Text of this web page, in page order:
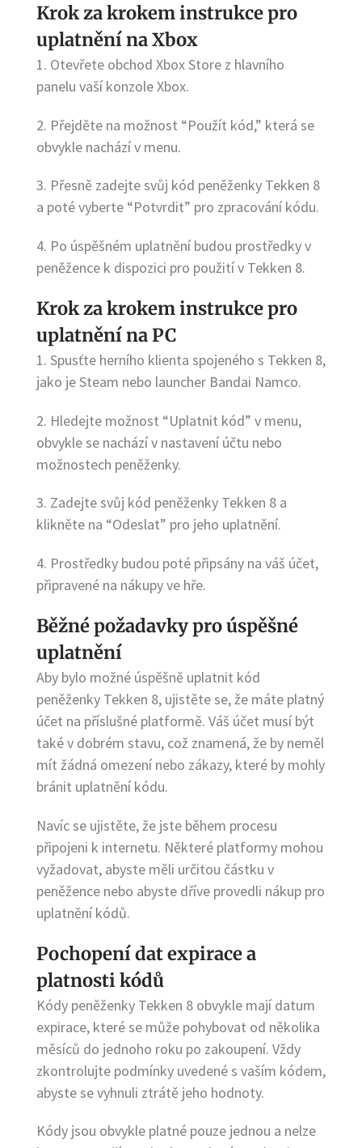
Krok za krokem instrukce pro
uplatnění na Xbox
1. Otevřete obchod Xbox Store z hlavního
panelu vaší konzole Xbox.
2. Přejděte na možnost “Použít kód,” která se
obvykle nachází v menu.
3. Přesně zadejte svůj kód peněženky Tekken 8
a poté vyberte “Potvrdit” pro zpracování kódu.
4. Po úspěšném uplatnění budou prostředky v
peněžence k dispozici pro použití v Tekken 8.
Krok za krokem instrukce pro
uplatnění na PC
1. Spusťte herního klienta spojeného s Tekken 8,
jako je Steam nebo launcher Bandai Namco.
2. Hledejte možnost “Uplatnit kód” v menu,
obvykle se nachází v nastavení účtu nebo
možnostech peněženky.
3. Zadejte svůj kód peněženky Tekken 8 a
klikněte na “Odeslat” pro jeho uplatnění.
4. Prostředky budou poté připsány na váš účet,
připravené na nákupy ve hře.
Běžné požadavky pro úspěšné
uplatnění
Aby bylo možné úspěšně uplatnit kód
peněženky Tekken 8, ujistěte se, že máte platný
účet na příslušné platformě. Váš účet musí být
také v dobrém stavu, což znamená, že by neměl
mít žádná omezení nebo zákazy, které by mohly
bránit uplatnění kódu.
Navíc se ujistěte, že jste během procesu
připojeni k internetu. Některé platformy mohou
vyžadovat, abyste měli určitou částku v
peněžence nebo abyste dříve provedli nákup pro
uplatnění kódů.
Pochopení dat expirace a
platnosti kódů
Kódy peněženky Tekken 8 obvykle mají datum
expirace, které se může pohybovat od několika
měsíců do jednoho roku po zakoupení. Vždy
zkontrolujte podmínky uvedené s vaším kódem,
abyste se vyhnuli ztrátě jeho hodnoty.
Kódy jsou obvykle platné pouze jednou a nelze